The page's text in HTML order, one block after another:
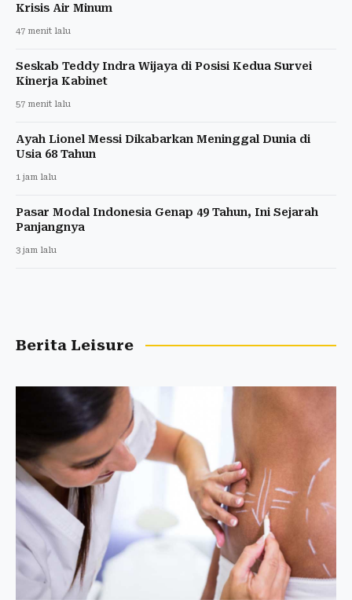
Krisis Air Minum
47 menit lalu
Seskab Teddy Indra Wijaya di Posisi Kedua Survei
Kinerja Kabinet
57 menit lalu
Ayah Lionel Messi Dikabarkan Meninggal Dunia di
Usia 68 Tahun
1 jam lalu
Pasar Modal Indonesia Genap 49 Tahun, Ini Sejarah
Panjangnya
3 jam lalu
Berita Leisure